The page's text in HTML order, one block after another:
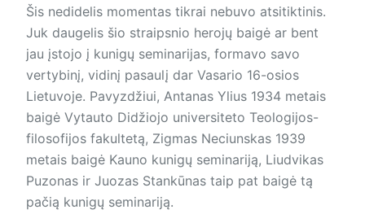
Šis nedidelis momentas tikrai nebuvo atsitiktinis.
Juk daugelis šio straipsnio herojų baigė ar bent
jau įstojo į kunigų seminarijas, formavo savo
vertybinį, vidinį pasaulį dar Vasario 16-osios
Lietuvoje. Pavyzdžiui, Antanas Ylius 1934 metais
baigė Vytauto Didžiojo universiteto Teologijos-
filosofijos fakultetą, Zigmas Neciunskas 1939
metais baigė Kauno kunigų seminariją, Liudvikas
Puzonas ir Juozas Stankūnas taip pat baigė tą
pačią kunigų seminariją.